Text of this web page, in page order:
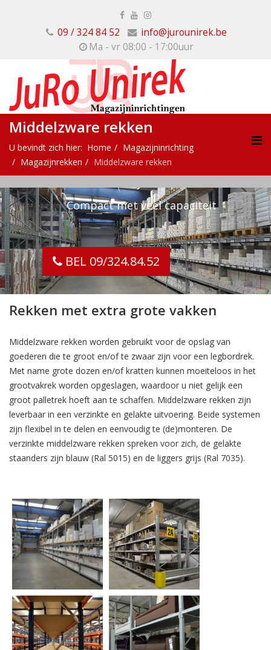
09 / 324 84 52
info@jurounirek.be
Ma - vr 08:00 - 17:00uur
Middelzware rekken
U bevindt zich hier: Home
Magazijninrichting
Magazijnrekken
Middelzware rekken
Compact met veel capaciteit
BEL 09/324.84.52
Rekken met extra grote vakken
Middelzware rekken worden gebruikt voor de opslag van
goederen die te groot en/of te zwaar zijn voor een legbordrek.
Met name grote dozen en/of kratten kunnen moeiteloos in het
grootvakrek worden opgeslagen, waardoor u niet gelijk een
groot palletrek hoeft aan te schaffen. Middelzware rekken zijn
leverbaar in een verzinkte en gelakte uitvoering. Beide systemen
zijn flexibel in te delen en eenvoudig te (de)monteren. De
verzinkte middelzware rekken spreken voor zich, de gelakte
staanders zijn blauw (Ral 5015) en de liggers grijs (Ral 7035).